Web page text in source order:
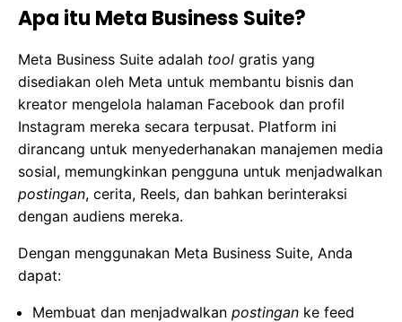
Apa itu Meta Business Suite?
Meta Business Suite adalah tool gratis yang
disediakan oleh Meta untuk membantu bisnis dan
kreator mengelola halaman Facebook dan profil
Instagram mereka secara terpusat. Platform ini
dirancang untuk menyederhanakan manajemen media
sosial, memungkinkan pengguna untuk menjadwalkan
postingan, cerita, Reels, dan bahkan berinteraksi
dengan audiens mereka.
Dengan menggunakan Meta Business Suite, Anda
dapat:
Membuat dan menjadwalkan postingan ke feed